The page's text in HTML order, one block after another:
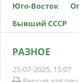
Юго-Восток
Бывший СССР
РАЗНОЕ
25-07-2025, 15:07